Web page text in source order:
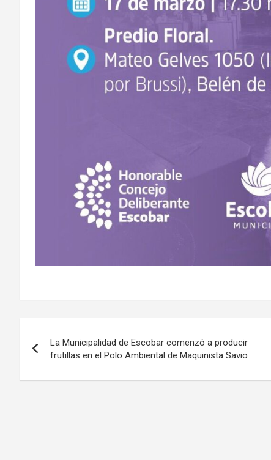
de
entradas
La Municipalidad de Escobar comenzó a producir
frutillas en el Polo Ambiental de Maquinista Savio